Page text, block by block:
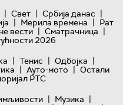
| Свет | Србија данас |
| Мерила времена | Рат
вести | Сматрачница |
2026
| Тенис | Одбојка |
| Ауто-мото | Остали
РТС
| Музика |